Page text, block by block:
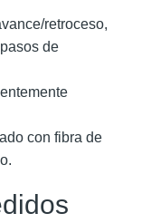
retroceso,
de
con fibra de